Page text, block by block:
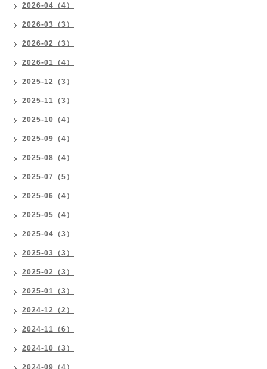
2026-04（4）
2026-03（3）
2026-02（3）
2026-01（4）
2025-12（3）
2025-11（3）
2025-10（4）
2025-09（4）
2025-08（4）
2025-07（5）
2025-06（4）
2025-05（4）
2025-04（3）
2025-03（3）
2025-02（3）
2025-01（3）
2024-12（2）
2024-11（6）
2024-10（3）
2024-09（4）